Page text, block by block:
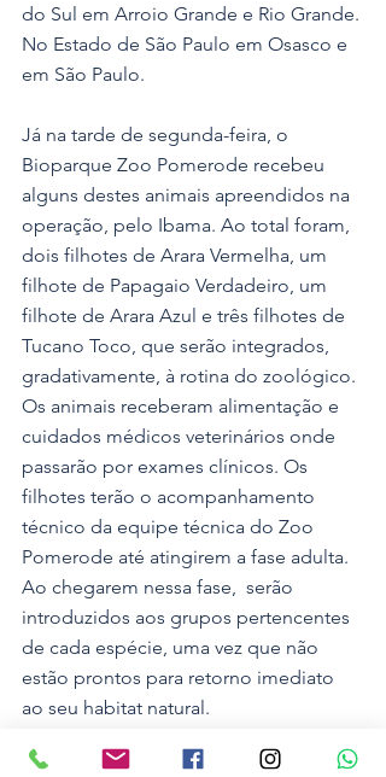
do Sul em Arroio Grande e Rio Grande.
No Estado de São Paulo em Osasco e
em São Paulo.
Já na tarde de segunda-feira, o
Bioparque Zoo Pomerode recebeu
alguns destes animais apreendidos na
operação, pelo Ibama. Ao total foram,
dois filhotes de Arara Vermelha, um
filhote de Papagaio Verdadeiro, um
filhote de Arara Azul e três filhotes de
Tucano Toco, que serão integrados,
gradativamente, à rotina do zoológico.
Os animais receberam alimentação e
cuidados médicos veterinários onde
passarão por exames clínicos. Os
filhotes terão o acompanhamento
técnico da equipe técnica do Zoo
Pomerode até atingirem a fase adulta.
Ao chegarem nessa fase,  serão
introduzidos aos grupos pertencentes
de cada espécie, uma vez que não
estão prontos para retorno imediato
ao seu habitat natural.
Polícia